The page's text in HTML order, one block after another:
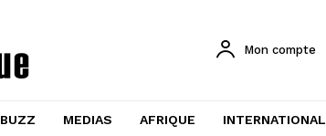
Mon compte
BUZZ MEDIAS AFRIQUE INTERNATIONAL